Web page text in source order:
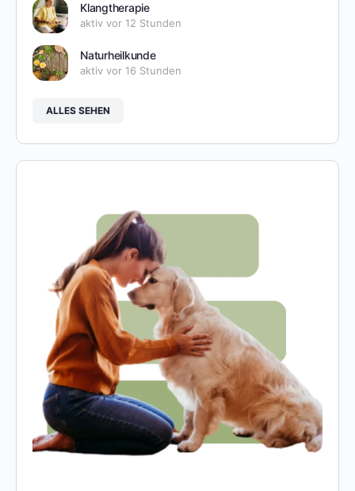
Klangtherapie
aktiv vor 12 Stunden
Naturheilkunde
aktiv vor 16 Stunden
ALLES SEHEN